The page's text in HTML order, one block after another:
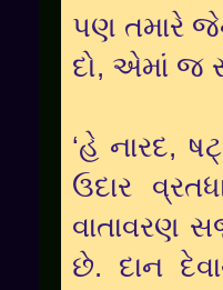
પણ તમારે
દો, એમાં જ
‘હે નારદ,
ઉદાર
વાતાવરણ
છે. દાન